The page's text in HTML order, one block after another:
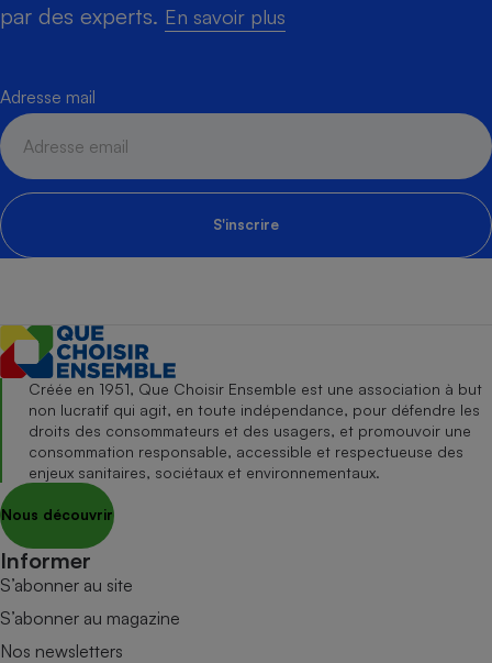
par des experts. En savoir plus
Adresse mail
S'inscrire
Créée en 1951, Que Choisir Ensemble est une association à but
non lucratif qui agit, en toute indépendance, pour défendre les
droits des consommateurs et des usagers, et promouvoir une
consommation responsable, accessible et respectueuse des
enjeux sanitaires, sociétaux et environnementaux.
Nous découvrir
Informer
S’abonner au site
S’abonner au magazine
Nos newsletters